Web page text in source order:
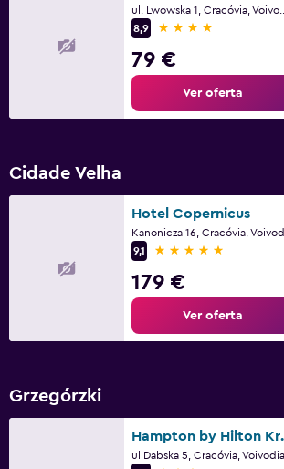
Serviço de transporte (custo adicional)
Multimédia e entretenimento
Lavandaria
Serviço de engomadoria
Quarto
Almofada de penas
8,9
4 estrelas
79 €
Ver oferta
Cidade Velha
Hotel Copernicus
9,1
5 estrelas
179 €
Ver oferta
Grzegórzki